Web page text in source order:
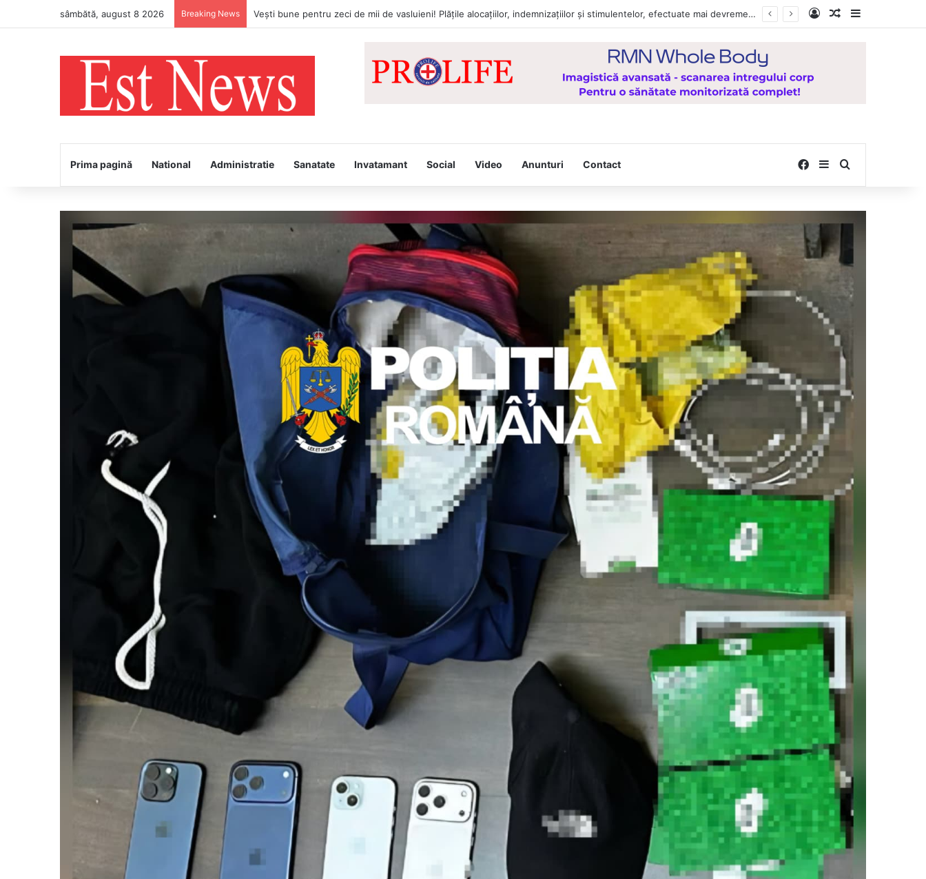
sâmbătă, august 8 2026 Breaking News PS Ignatie va întâmpina, joi, la Vaslui, Icoana făcătoare de minuni a Maicii Domnului, de la Mănăstirea Hadâmbu Log InRandom Article
Prima pagină National Administratie Sanatate Invatamant Social Video Anunturi Contact Facebook
SidebarSearch for